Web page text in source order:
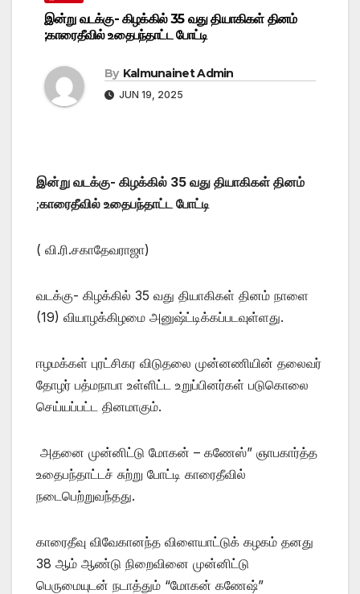
இன்று வடக்கு- கிழக்கில் 35 வது தியாகிகள் தினம்
;காரைதீவில் உதைபந்தாட்ட போட்டி
By Kalmunainet Admin
JUN 19, 2025
இன்று வடக்கு- கிழக்கில் 35 வது தியாகிகள் தினம்
;காரைதீவில் உதைபந்தாட்ட போட்டி
( வி.ரி.சகாதேவராஜா)
வடக்கு- கிழக்கில் 35 வது தியாகிகள் தினம் நாளை
(19) வியாழக்கிழமை அனுஷ்ட்டிக்கப்படவுள்ளது.
ஈழமக்கள் புரட்சிகர விடுதலை முன்னணியின் தலைவர்
தோழர் பத்மநாபா உள்ளிட்ட உறுப்பினர்கள் படுகொலை
செய்யப்பட்ட தினமாகும்.
அதனை முன்னிட்டு மோகன் – கணேஸ்” ஞாபகார்த்த
உதைபந்தாட்டச் சுற்று போட்டி காரைதீவில்
நடைபெற்றுவந்தது.
காரைதீவு விவேகானந்த விளையாட்டுக் கழகம் தனது
38 ஆம் ஆண்டு நிறைவினை முன்னிட்டு
பெருமையுடன் நடாத்தும் “மோகன் கணேஷ்”